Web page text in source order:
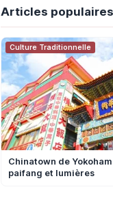
Articles
Culture Traditionnelle
Chinatown de
paifang et lumières